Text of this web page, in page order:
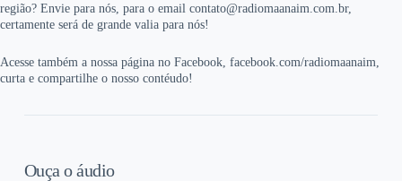
região? Envie para nós, para o email contato@radiomaanaim.com.br,
certamente será de grande valia para nós!
Acesse também a nossa página no Facebook, facebook.com/radiomaanaim,
curta e compartilhe o nosso contéudo!
Ouça o áudio